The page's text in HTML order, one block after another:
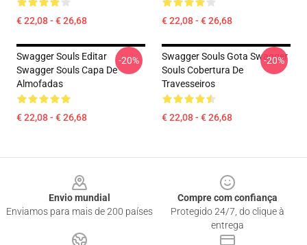
€ 22,08 - € 26,68 € 22,08 - € 26,68
Swagger Souls Editar
Swagger Souls Capa De
Almofadas
€ 22,08 - € 26,68
-20%
Swagger Souls Gota Swagger
Souls Cobertura De
Travesseiros
€ 22,08 - € 26,68
-20%
Envio mundial
Enviamos para mais de 200 países
Compre com confiança
Protegido 24/7, do clique à
entrega